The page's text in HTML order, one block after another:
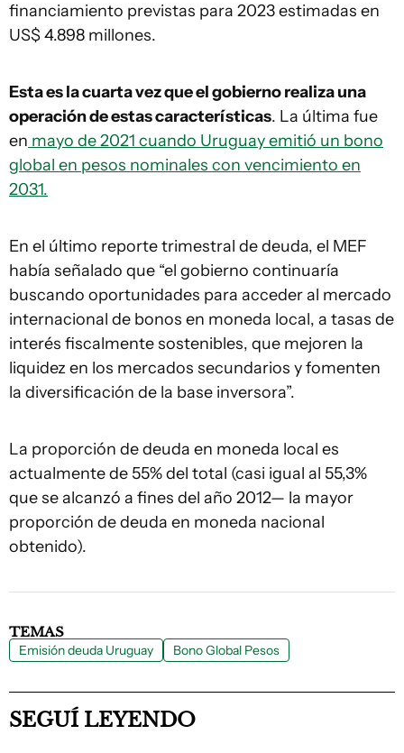
financiamiento previstas para 2023 estimadas en
US$ 4.898 millones.
Esta es la cuarta vez que el gobierno realiza una
operación de estas características. La última fue
en mayo de 2021 cuando Uruguay emitió un bono
global en pesos nominales con vencimiento en
2031.
En el último reporte trimestral de deuda, el MEF
había señalado que “el gobierno continuaría
buscando oportunidades para acceder al mercado
internacional de bonos en moneda local, a tasas de
interés fiscalmente sostenibles, que mejoren la
liquidez en los mercados secundarios y fomenten
la diversificación de la base inversora”.
La proporción de deuda en moneda local es
actualmente de 55% del total (casi igual al 55,3%
que se alcanzó a fines del año 2012— la mayor
proporción de deuda en moneda nacional
obtenido).
TEMAS
Emisión deuda Uruguay Bono Global Pesos
SEGUÍ LEYENDO